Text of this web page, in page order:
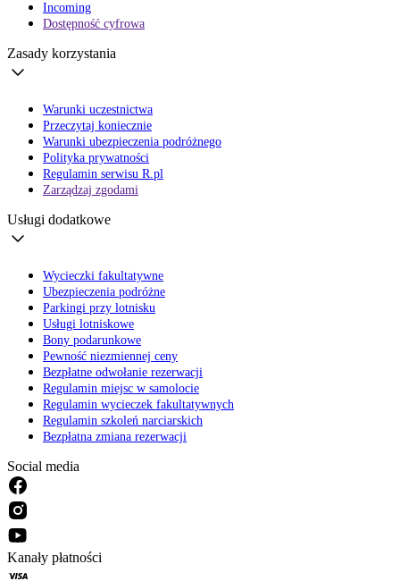
Incoming
Dostępność cyfrowa
Zasady korzystania
Warunki uczestnictwa
Przeczytaj koniecznie
Warunki ubezpieczenia podróżnego
Polityka prywatności
Regulamin serwisu R.pl
Zarządzaj zgodami
Usługi dodatkowe
Wycieczki fakultatywne
Ubezpieczenia podróżne
Parkingi przy lotnisku
Usługi lotniskowe
Bony podarunkowe
Pewność niezmiennej ceny
Bezpłatne odwołanie rezerwacji
Regulamin miejsc w samolocie
Regulamin wycieczek fakultatywnych
Regulamin szkoleń narciarskich
Bezpłatna zmiana rezerwacji
Social media
Kanały płatności